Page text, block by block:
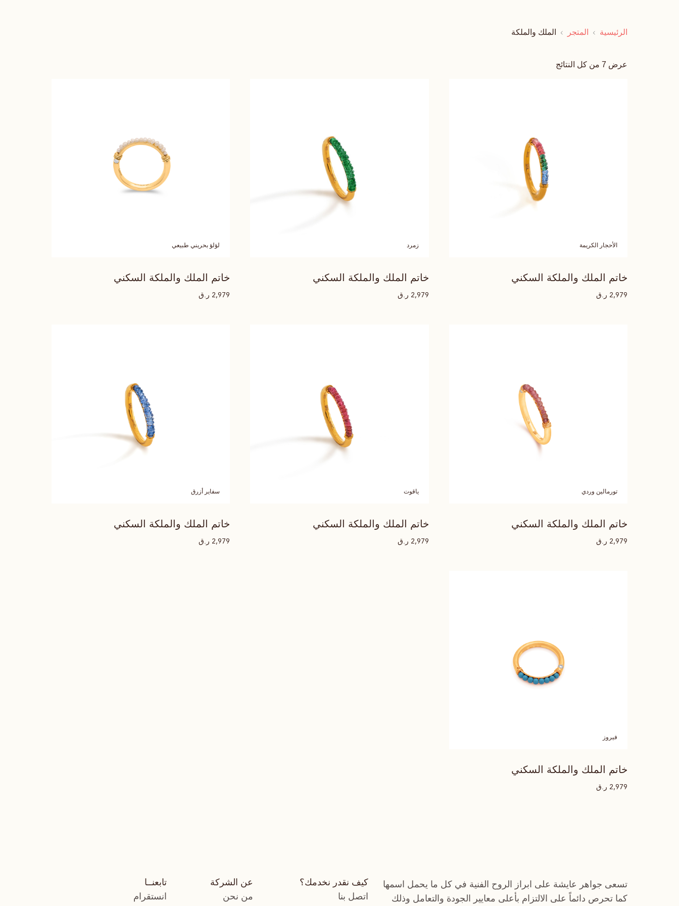
الرئيسية المتجر الملك والملكة
عرض ⁦7⁩ من كل النتائج
الأحجار الكريمة
خاتم الملك والملكة السكني
2,979 ر.ق
زمرد
خاتم الملك والملكة السكني
2,979 ر.ق
لؤلؤ بحريني طبيعي
خاتم الملك والملكة السكني
2,979 ر.ق
تورمالين وردي
خاتم الملك والملكة السكني
2,979 ر.ق
ياقوت
خاتم الملك والملكة السكني
2,979 ر.ق
سفاير أزرق
خاتم الملك والملكة السكني
2,979 ر.ق
فيروز
خاتم الملك والملكة السكني
2,979 ر.ق
تسعى جواهر عايشة على ابراز الروح الفنية في كل ما يحمل اسمها
كما تحرص دائماً على الالتزام بأعلى معايير الجودة والتعامل وذلك
كيف نقدر نخدمك؟
اتصل بنا
عن الشركة
من نحن
تابعنــا
انستقرام